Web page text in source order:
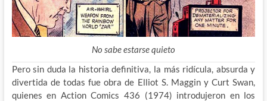
No sabe estarse quieto
Pero sin duda la historia definitiva, la más ridícula, absurda y
divertida de todas fue obra de Elliot S. Maggin y Curt Swan,
quienes en Action Comics 436 (1974) introdujeron en los